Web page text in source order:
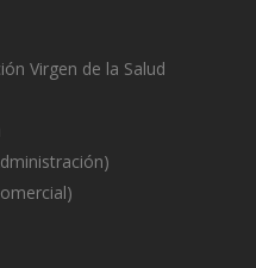
Virgen de la Salud